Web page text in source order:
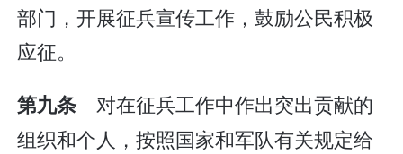
部门，开展征兵宣传工作，鼓励公民积极
应征。
第九条 对在征兵工作中作出突出贡献的
组织和个人，按照国家和军队有关规定给